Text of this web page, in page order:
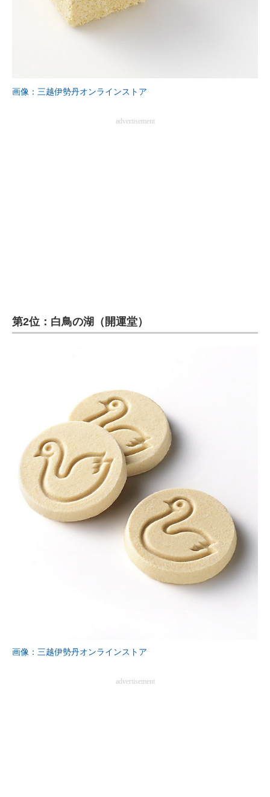
ITエンジニア向け専門サイト
企業向けIT製品の総合サイト
画像：三越伊勢丹オンラインストア
advertisement
第2位：白鳥の湖（開運堂）
画像：三越伊勢丹オンラインストア
advertisement